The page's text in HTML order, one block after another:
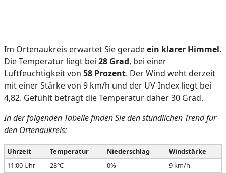
Im Ortenaukreis erwartet Sie geradeein klarer Himmel.
Die Temperatur liegt bei 28 Grad, bei einer
Luftfeuchtigkeit von 58 Prozent. Der Wind weht derzeit
mit einer Stärke von 9 km/h und der UV-Index liegt bei
4,82. Gefühlt beträgt die Temperatur daher 30 Grad.
In der folgenden Tabelle finden Sie den stündlichen Trend für
den Ortenaukreis:
Uhrzeit Temperatur Niederschlag
Windstärke
11:00 Uhr
28°C 0%
9 km/h